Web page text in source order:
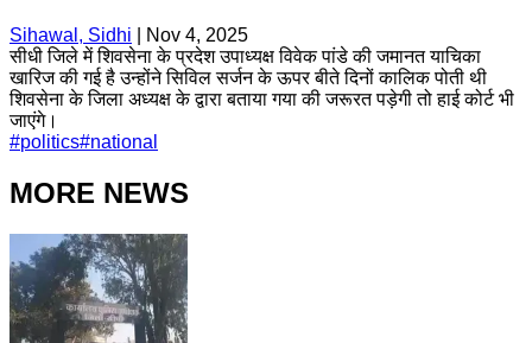
Sihawal, Sidhi
Nov 4, 2025
सीधी जिले में शिवसेना के प्रदेश उपाध्यक्ष विवेक पांडे की जमानत याचिका
खारिज की गई है उन्होंने सिविल सर्जन के ऊपर बीते दिनों कालिक पोती थी
शिवसेना के जिला अध्यक्ष के द्वारा बताया गया की जरूरत पड़ेगी तो हाई कोर्ट भी
जाएंगे।
#politics#national
MORE NEWS